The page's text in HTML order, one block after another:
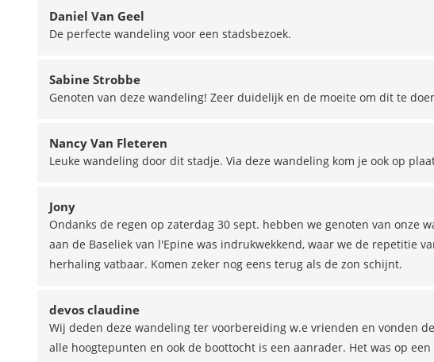
Daniel Van Geel
De perfecte wandeling voor een stadsbezoek.
Sabine Strobbe
Genoten van deze wandeling! Zeer duidelijk en de moeite om dit te
Nancy Van Fleteren
Leuke wandeling door dit stadje. Via deze wandeling kom je ook op
Jony
Ondanks de regen op zaterdag 30 sept. hebben we genoten van onze
aan de Baseliek van l'Epine was indrukwekkend, waar we de repetitie
herhaling vatbaar. Komen zeker nog eens terug als de zon schijnt.
devos claudine
Wij deden deze wandeling ter voorbereiding w.e vrienden en vonden
alle hoogtepunten en ook de boottocht is een aanrader. Het was op